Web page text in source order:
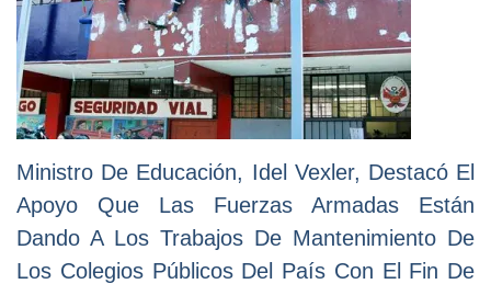
Ministro De Educación, Idel Vexler, Destacó El
Apoyo Que Las Fuerzas Armadas Están
Dando A Los Trabajos De Mantenimiento De
Los Colegios Públicos Del País Con El Fin De